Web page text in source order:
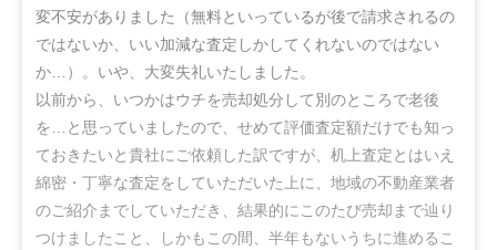
変不安がありました（無料といっているが後で請求されるの
ではないか、いい加減な査定しかしてくれないのではない
か…）。いや、大変失礼いたしました。
以前から、いつかはウチを売却処分して別のところで老後
を…と思っていましたので、せめて評価査定額だけでも知っ
ておきたいと貴社にご依頼した訳ですが、机上査定とはいえ
綿密・丁寧な査定をしていただいた上に、地域の不動産業者
のご紹介までしていただき、結果的にこのたび売却まで辿り
つけましたこと、しかもこの間、半年もないうちに進めるこ